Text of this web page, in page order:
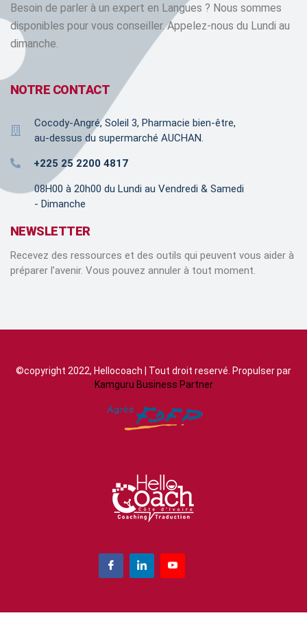
Besoin de parler à un expert en Langues ? Nous sommes
disponibles pour vous conseiller. Appelez-nous du Lundi au
dimanche.
NOTRE CONTACT
Cocody-Angré, Soleil 3, Pharmacie bien-être,
au-dessus du supermarché AUCHAN.
+225 25 2200 4817
08H00 à 20h00 du Lundi au Vendredi & Samedi
- Dimanche
NEWSLETTER
Recevez des ressources et des outils qui peuvent vous aider à
préparer l’avenir. Vous pouvez annuler à tout moment.
©copyright 2022, Hellocoach | Tout droit reservé. Propulser par
Kamguru Business Partner